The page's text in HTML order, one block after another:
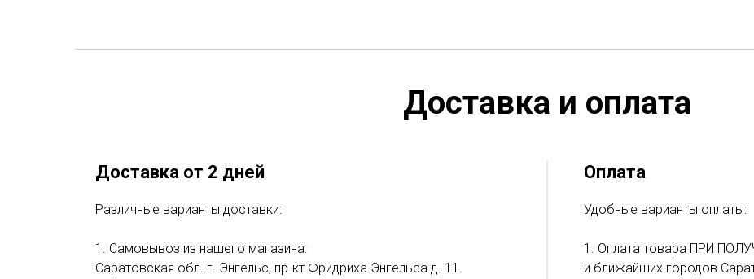
Доставка и оплата
Доставка от 2 дней
Различные варианты доставки:
1. Самовывоз из нашего магазина:
Саратовская обл. г. Энгельс, пр-кт Фридриха Энгельса д. 11.
Оплата
Удобные варианты оплаты:
1. Оплата товара ПРИ
и ближайших городов